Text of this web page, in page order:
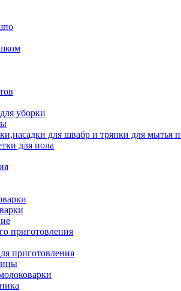
уборки
для швабр и тряпки для мытья
для пола
приготовления
приготовления